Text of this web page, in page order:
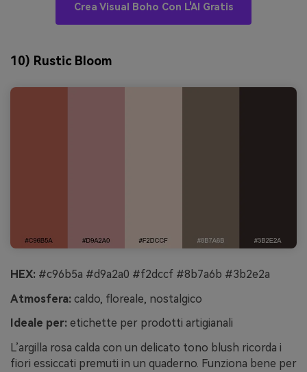
Crea Visual Boho Con L'AI Gratis
10) Rustic Bloom
HEX: #c96b5a #d9a2a0 #f2dccf #8b7a6b #3b2e2a
Atmosfera: caldo, floreale, nostalgico
Ideale per: etichette per prodotti artigianali
L’argilla rosa calda con un delicato tono blush ricorda i
fiori essiccati premuti in un quaderno. Funziona bene per